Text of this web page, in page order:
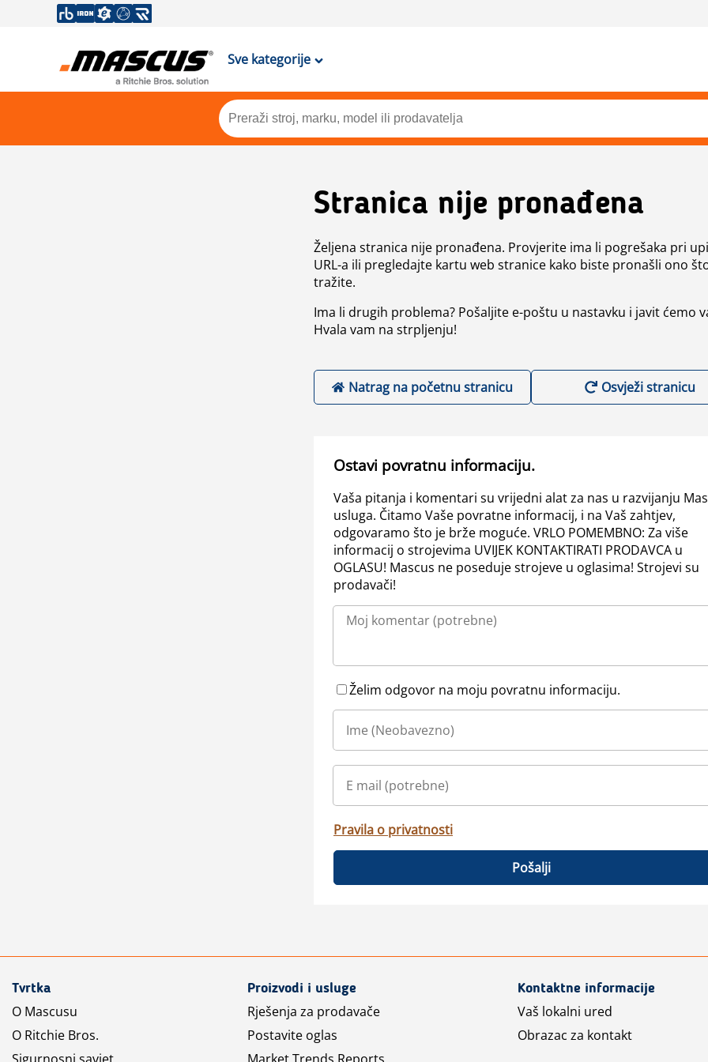
Sve kategorije
Stranica nije pronađena
Željena stranica nije pronađena. Provjerite ima li pogrešaka pri
URL-a ili pregledajte kartu web stranice kako biste pronašli ono
tražite.
Ima li drugih problema? Pošaljite e-poštu u nastavku i javit ćemo
Hvala vam na strpljenju!
Natrag na početnu stranicu Osvježi stranicu
Ostavi povratnu informaciju.
Vaša pitanja i komentari su vrijedni alat za nas u razvijanju
usluga. Čitamo Vaše povratne informacij, i na Vaš zahtjev,
odgovaramo što je brže moguće. VRLO POMEMBNO: Za više
informacij o strojevima UVIJEK KONTAKTIRATI PRODAVCA u
OGLASU! Mascus ne poseduje strojeve u oglasima! Strojevi su
prodavači!
Želim odgovor na moju povratnu informaciju.
Pravila o privatnosti
Pošalji
Tvrtka
O Mascusu
O Ritchie Bros.
Proizvodi i usluge
Rješenja za prodavače
Postavite oglas
Kontaktne informacije
Vaš lokalni ured
Obrazac za kontakt